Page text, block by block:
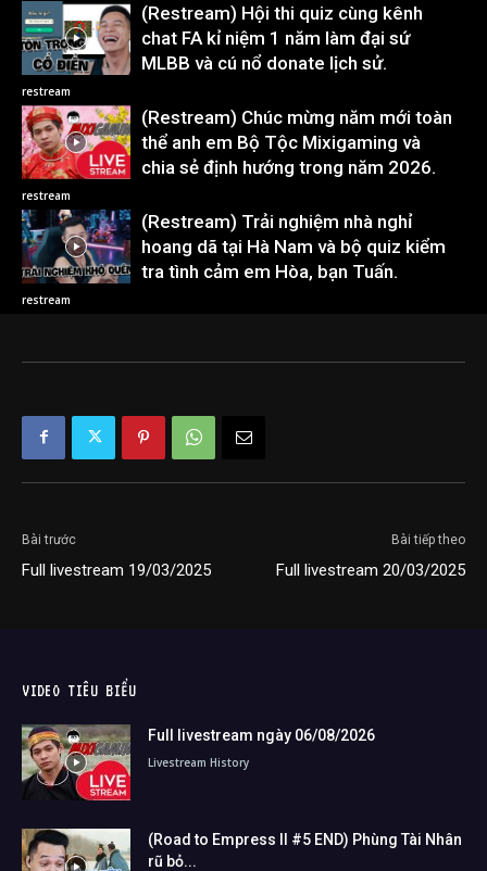
restream
(Restream) Hội thi quiz cùng kênh
chat FA kỉ niệm 1 năm làm đại sứ
MLBB và cú nổ donate lịch sử.
restream
(Restream) Chúc mừng năm mới toàn
thể anh em Bộ Tộc Mixigaming và
chia sẻ định hướng trong năm 2026.
restream
(Restream) Trải nghiệm nhà nghỉ
hoang dã tại Hà Nam và bộ quiz kiểm
tra tình cảm em Hòa, bạn Tuấn.
Bài trước
Full livestream 19/03/2025
Bài tiếp theo
Full livestream 20/03/2025
VIDEO TIÊU BIỂU
Full livestream ngày 06/08/2026
Livestream History
(Road to Empress II #5 END) Phùng Tài Nhân
rũ bỏ...